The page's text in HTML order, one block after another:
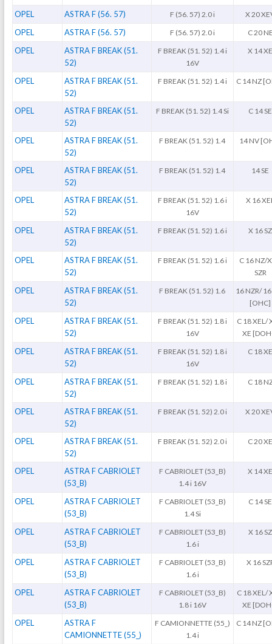
OPEL ASTRA F (56. 57) F (56. 57) 2.0 i X 20
OPEL ASTRA F (56. 57) F (56. 57) 2.0 i C 20
OPEL
ASTRA F BREAK (51.
52)
F BREAK (51. 52) 1.4 i
16V
X 14
OPEL
ASTRA F BREAK (51.
52)
F BREAK (51. 52) 1.4 i C 14 NZ
OPEL
ASTRA F BREAK (51.
52)
F BREAK (51. 52) 1.4 Si C 14 SE
OPEL
ASTRA F BREAK (51.
52)
F BREAK (51. 52) 1.4 14 NV
OPEL
ASTRA F BREAK (51.
52)
F BREAK (51. 52) 1.4 14 SE
OPEL
ASTRA F BREAK (51.
52)
F BREAK (51. 52) 1.6 i
16V
X 16
OPEL
ASTRA F BREAK (51.
52)
F BREAK (51. 52) 1.6 i X 16 SZ
OPEL
ASTRA F BREAK (51.
52)
F BREAK (51. 52) 1.6 i
C 16 NZ/
SZR
OPEL
ASTRA F BREAK (51.
52)
F BREAK (51. 52) 1.6
16 NZR/
[OHC]
OPEL
ASTRA F BREAK (51.
52)
F BREAK (51. 52) 1.8 i
16V
C 18 XEL/
XE
OPEL
ASTRA F BREAK (51.
52)
F BREAK (51. 52) 1.8 i
16V
C 18
OPEL
ASTRA F BREAK (51.
52)
F BREAK (51. 52) 1.8 i C 18
OPEL
ASTRA F BREAK (51.
52)
F BREAK (51. 52) 2.0 i X 20
OPEL
ASTRA F BREAK (51.
52)
F BREAK (51. 52) 2.0 i C 20
OPEL
ASTRA F CABRIOLET
(53_B)
F CABRIOLET (53_B)
1.4 i 16V
X 14
OPEL
ASTRA F CABRIOLET
(53_B)
F CABRIOLET (53_B)
1.4 Si
C 14 SE
OPEL
ASTRA F CABRIOLET
(53_B)
F CABRIOLET (53_B)
1.6 i
X 16 SZ
OPEL
ASTRA F CABRIOLET
(53_B)
F CABRIOLET (53_B)
1.6 i
X 16
OPEL
ASTRA F CABRIOLET
(53_B)
F CABRIOLET (53_B)
1.8 i 16V
C 18 XEL/
XE
OPEL
ASTRA F
CAMIONNETTE (55_)
F CAMIONNETTE (55_)
1.4 i
C 14 NZ